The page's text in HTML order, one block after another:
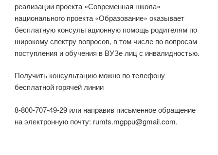
реализации проекта «Современная школа»
национального проекта «Образование» оказывает
бесплатную консультационную помощь родителям по
широкому спектру вопросов, в том числе по вопросам
поступления и обучения в ВУЗе лиц с инвалидностью.
Получить консультацию можно по телефону
бесплатной горячей линии
8-800-707-49-29 или направив письменное обращение
на электронную почту: rumts.mgppu@gmail.com.